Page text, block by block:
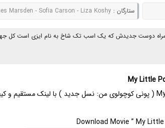
ستارگان :Glenn - James Marsden - Sofia Carson - Liza Koshy
دوست جدیدش که یک اسب تک شاخ به نام ایزی است کل
Download Movie ” My